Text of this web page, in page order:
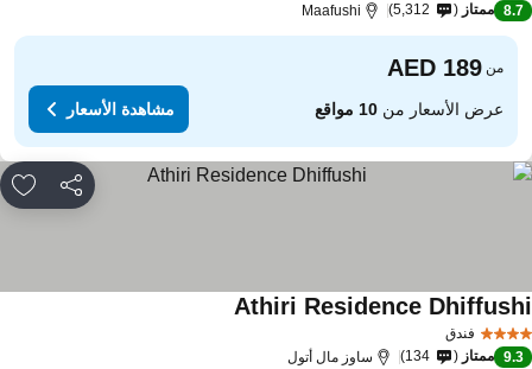
8.7 ممتاز 5,312
Maafushi
من
عرض الأسعار من10 مواقع مشاهدة الأسعار
مشاركة
فندق
Athiri Residence
9.3 ممتاز 134 ساوز مال أتول